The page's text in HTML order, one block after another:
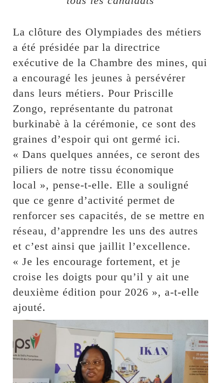
La clôture des Olympiades des métiers
a été présidée par la directrice
exécutive de la Chambre des mines, qui
a encouragé les jeunes à persévérer
dans leurs métiers. Pour Priscille
Zongo, représentante du patronat
burkinabè à la cérémonie, ce sont des
graines d’espoir qui ont germé ici.
« Dans quelques années, ce seront des
piliers de notre tissu économique
local », pense-t-elle. Elle a souligné
que ce genre d’activité permet de
renforcer ses capacités, de se mettre en
réseau, d’apprendre les uns des autres
et c’est ainsi que jaillit l’excellence.
« Je les encourage fortement, et je
croise les doigts pour qu’il y ait une
deuxième édition pour 2026 », a-t-elle
ajouté.